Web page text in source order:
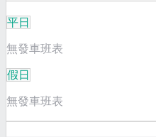
平日
無發車班表
假日
無發車班表